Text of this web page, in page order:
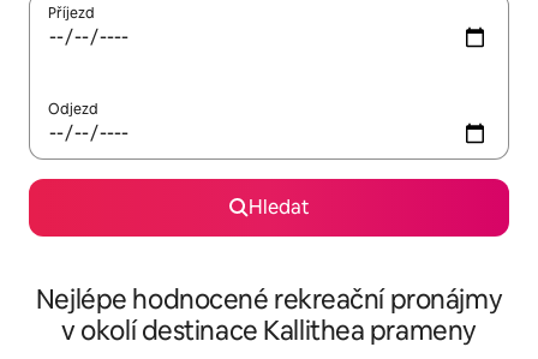
Příjezd
Odjezd
Hledat
Nejlépe hodnocené rekreační pronájmy
v okolí destinace Kallithea prameny